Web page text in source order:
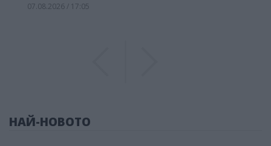
07.08.2026 / 17:05
НАЙ-НОВОТО